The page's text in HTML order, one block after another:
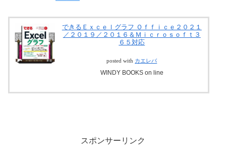
できるＥｘｃｅｌグラフ Ｏｆｆｉｃｅ２０２１
／２０１９／２０１６＆Ｍｉｃｒｏｓｏｆｔ３
６５対応
posted with カエレバ
WINDY BOOKS on line
スポンサーリンク